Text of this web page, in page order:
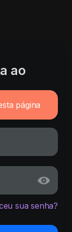
ao
página
sua senha?